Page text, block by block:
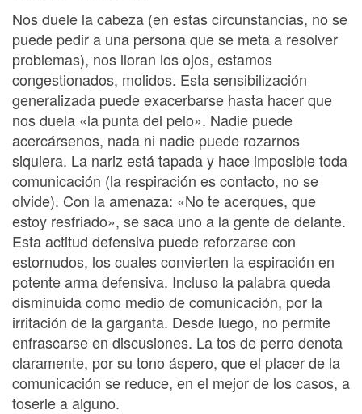
Nos duele la cabeza (en estas circunstancias, no se
puede pedir a una persona que se meta a resolver
problemas), nos lloran los ojos, estamos
congestionados, molidos. Esta sensibilización
generalizada puede exacerbarse hasta hacer que
nos duela «la punta del pelo». Nadie puede
acercársenos, nada ni nadie puede rozarnos
siquiera. La nariz está tapada y hace imposible toda
comunicación (la respiración es contacto, no se
olvide). Con la amenaza: «No te acerques, que
estoy resfriado», se saca uno a la gente de delante.
Esta actitud defensiva puede reforzarse con
estornudos, los cuales convierten la espiración en
potente arma defensiva. Incluso la palabra queda
disminuida como medio de comunicación, por la
irritación de la garganta. Desde luego, no permite
enfrascarse en discusiones. La tos de perro denota
claramente, por su tono áspero, que el placer de la
comunicación se reduce, en el mejor de los casos, a
toserle a alguno.